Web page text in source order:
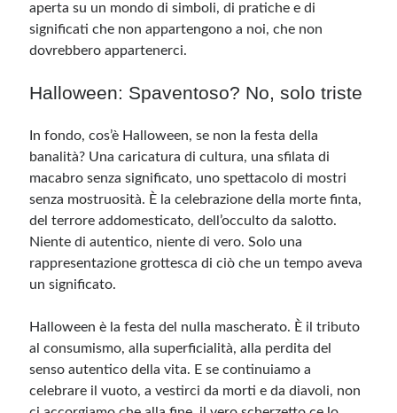
aperta su un mondo di simboli, di pratiche e di
significati che non appartengono a noi, che non
dovrebbero appartenerci.
Halloween: Spaventoso? No, solo triste
In fondo, cos’è Halloween, se non la festa della
banalità? Una caricatura di cultura, una sfilata di
macabro senza significato, uno spettacolo di mostri
senza mostruosità. È la celebrazione della morte finta,
del terrore addomesticato, dell’occulto da salotto.
Niente di autentico, niente di vero. Solo una
rappresentazione grottesca di ciò che un tempo aveva
un significato.
Halloween è la festa del nulla mascherato. È il tributo
al consumismo, alla superficialità, alla perdita del
senso autentico della vita. E se continuiamo a
celebrare il vuoto, a vestirci da morti e da diavoli, non